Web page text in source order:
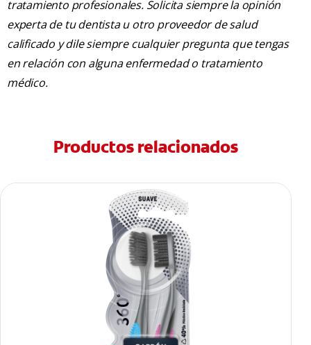
tratamiento profesionales. Solicita siempre la opinión
experta de tu dentista u otro proveedor de salud
calificado y dile siempre cualquier pregunta que tengas
en relación con alguna enfermedad o tratamiento
médico.
Productos relacionados